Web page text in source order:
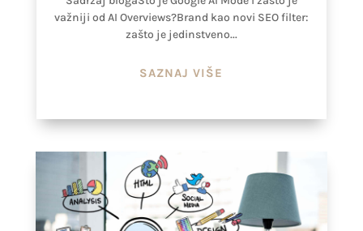
važniji od AI Overviews?Brand kao novi SEO filter:
zašto je jedinstveno...
SAZNAJ VIŠE